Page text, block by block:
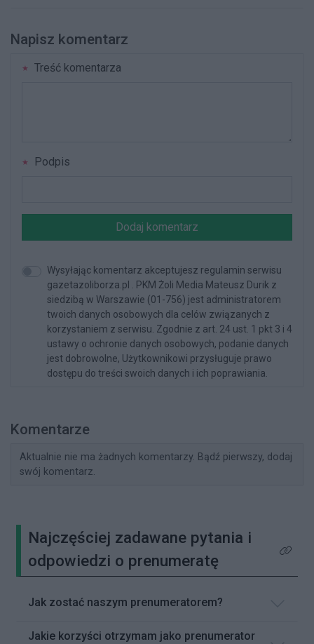
Napisz komentarz
Treść komentarza
Podpis
Dodaj komentarz
Wysyłając komentarz akceptujesz regulamin serwisu
gazetazoliborza.pl . PKM Żoli Media Mateusz Durik z
siedzibą w Warszawie (01-756) jest administratorem
twoich danych osobowych dla celów związanych z
korzystaniem z serwisu. Zgodnie z art. 24 ust. 1 pkt 3 i 4
ustawy o ochronie danych osobowych, podanie danych
jest dobrowolne, Użytkownikowi przysługuje prawo
dostępu do treści swoich danych i ich poprawiania.
Komentarze
Aktualnie nie ma żadnych komentarzy. Bądź pierwszy, dodaj
swój komentarz.
Najczęściej zadawane pytania i
odpowiedzi o prenumeratę
Kliknij
Jak zostać naszym prenumeratorem?
Jakie korzyści otrzymam jako prenumerator